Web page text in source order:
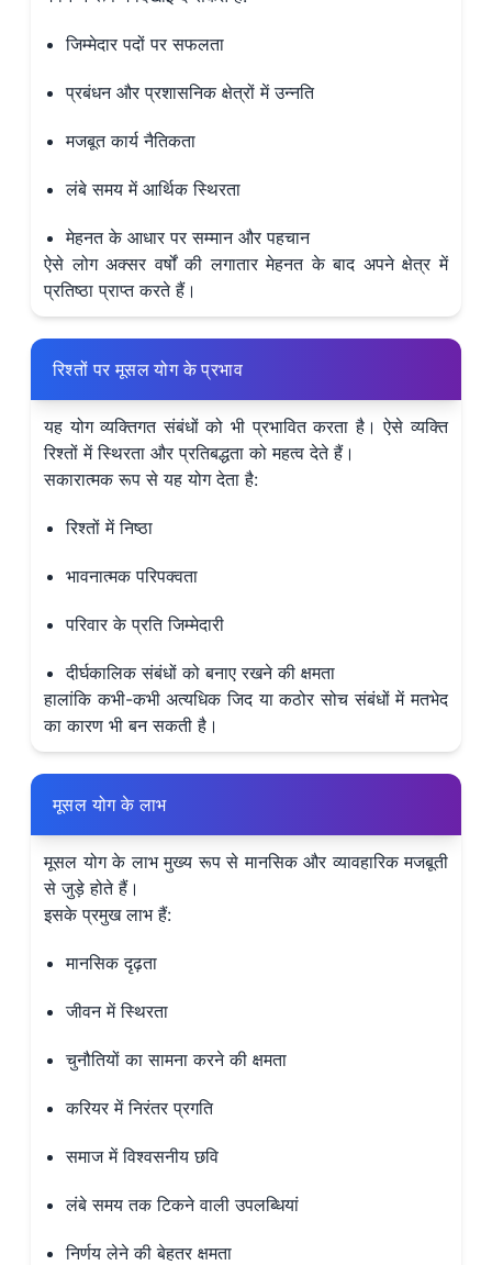
जिम्मेदार पदों पर सफलता
प्रबंधन और प्रशासनिक क्षेत्रों में उन्नति
मजबूत कार्य नैतिकता
लंबे समय में आर्थिक स्थिरता
मेहनत के आधार पर सम्मान और पहचान
ऐसे लोग अक्सर वर्षों की लगातार मेहनत के बाद अपने क्षेत्र में
प्रतिष्ठा प्राप्त करते हैं।
रिश्तों पर मूसल योग के प्रभाव
यह योग व्यक्तिगत संबंधों को भी प्रभावित करता है। ऐसे व्यक्ति
रिश्तों में स्थिरता और प्रतिबद्धता को महत्व देते हैं।
सकारात्मक रूप से यह योग देता है:
रिश्तों में निष्ठा
भावनात्मक परिपक्वता
परिवार के प्रति जिम्मेदारी
दीर्घकालिक संबंधों को बनाए रखने की क्षमता
हालांकि कभी-कभी अत्यधिक जिद या कठोर सोच संबंधों में मतभेद
का कारण भी बन सकती है।
मूसल योग के लाभ
मूसल योग के लाभ मुख्य रूप से मानसिक और व्यावहारिक मजबूती
से जुड़े होते हैं।
इसके प्रमुख लाभ हैं:
मानसिक दृढ़ता
जीवन में स्थिरता
चुनौतियों का सामना करने की क्षमता
करियर में निरंतर प्रगति
समाज में विश्वसनीय छवि
लंबे समय तक टिकने वाली उपलब्धियां
निर्णय लेने की बेहतर क्षमता